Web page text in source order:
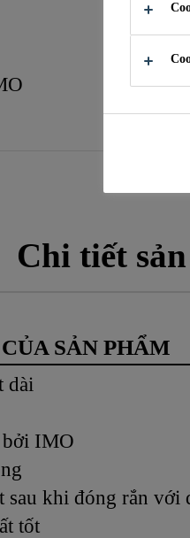
Chi tiết
SẢN PHẨM
dài
IMO
sau khi đóng rắn với
tốt